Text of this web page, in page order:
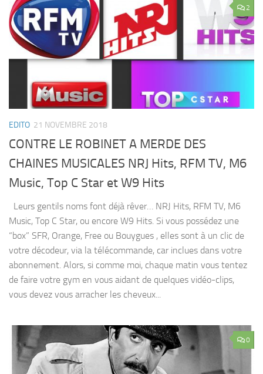
2
EDITO 21 NOVEMBRE 2018
CONTRE LE ROBINET A MERDE DES
CHAINES MUSICALES NRJ Hits, RFM TV, M6
Music, Top C Star et W9 Hits
Leurs gentils noms font déjà rêver… NRJ Hits, RFM TV, M6
Music, Top C Star, ou encore W9 Hits. Si vous possédez une
“box” SFR, Orange, Free ou Bouygues , elles sont à un clic de
votre décodeur, via la télécommande, car inclues dans votre
abonnement. Alors, si comme moi, chaque matin vous tentez
de faire votre gym en vous aidant de quelques vidéo-clips,
vous devez vous arracher les cheveux...
0